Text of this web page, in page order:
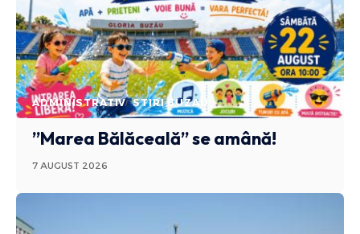
ADMINISTRATIV STIRI BUZAU
”Marea Bălăceală” se amână!
7 AUGUST 2026